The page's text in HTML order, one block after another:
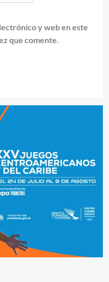
y web en este
que comente.